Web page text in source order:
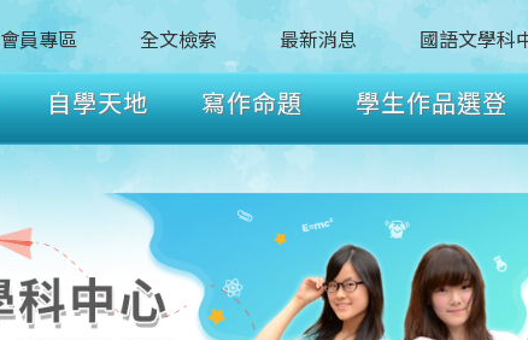
會員專區 全文檢索 最新消息 國語文學科
自學天地 寫作命題 學生作品選登